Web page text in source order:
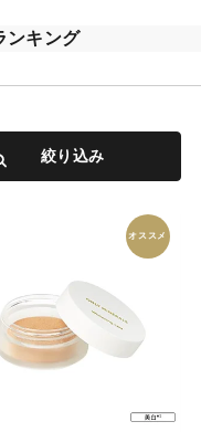
ンキング
絞り込み
オススメ